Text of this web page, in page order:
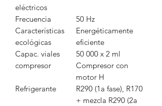
eléctricos
Frecuencia
50 Hz
Características
ecológicas
Energéticamente
eficiente
Capac. viales
50 000 x 2 ml
compresor
Compresor con
motor H
Refrigerante
R290 (1a fase), R170
+ mezcla R290 (2a